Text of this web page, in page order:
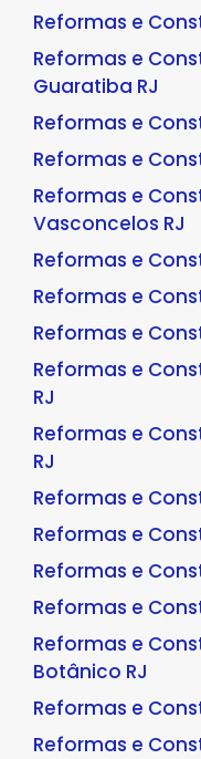
Reformas e
Reformas e
Guaratiba RJ
Reformas e
Reformas e
Reformas e
Vasconcelos RJ
Reformas e
Reformas e
Reformas e
Reformas e
RJ
Reformas e
RJ
Reformas e
Reformas e
Reformas e
Reformas e
Reformas e
Botânico RJ
Reformas e
Reformas e